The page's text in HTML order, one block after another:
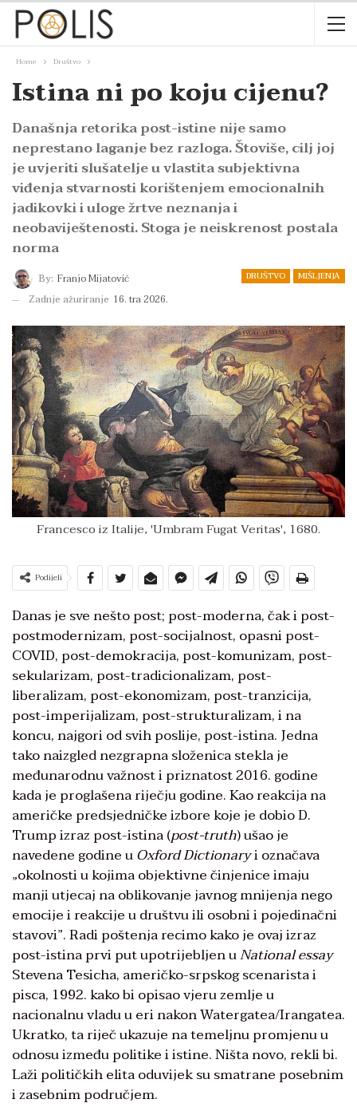
Home Društvo
Istina ni po koju cijenu?
Današnja retorika post-istine nije samo
neprestano laganje bez razloga. Štoviše, cilj joj
je uvjeriti slušatelje u vlastita subjektivna
viđenja stvarnosti korištenjem emocionalnih
jadikovki i uloge žrtve neznanja i
neobaviještenosti. Stoga je neiskrenost postala
norma
DRUŠTVO MIŠLJENJA
By: Franjo Mijatović
Zadnje ažuriranje 16. tra 2026.
Francesco iz Italije, 'Umbram Fugat Veritas', 1680.
Podijeli
Danas je sve nešto post; post-moderna, čak i post-
postmodernizam, post-socijalnost, opasni post-
COVID, post-demokracija, post-komunizam, post-
sekularizam, post-tradicionalizam, post-
liberalizam, post-ekonomizam, post-tranzicija,
post-imperijalizam, post-strukturalizam, i na
koncu, najgori od svih poslije, post-istina. Jedna
tako naizgled nezgrapna složenica stekla je
međunarodnu važnost i priznatost 2016. godine
kada je proglašena riječju godine. Kao reakcija na
američke predsjedničke izbore koje je dobio D.
Trump izraz post-istina (post-truth) ušao je
navedene godine uOxford Dictionaryi označava
„okolnosti u kojima objektivne činjenice imaju
manji utjecaj na oblikovanje javnog mnijenja nego
emocije i reakcije u društvu ili osobni i pojedinačni
stavovi”. Radi poštenja recimo kako je ovaj izraz
post-istina prvi put upotrijebljen uNational essay
Stevena Tesicha, američko-srpskog scenarista i
pisca, 1992. kako bi opisao vjeru zemlje u
nacionalnu vladu u eri nakon Watergatea/Irangatea.
Ukratko, ta riječ ukazuje na temeljnu promjenu u
odnosu između politike i istine. Ništa novo, rekli bi.
Laži političkih elita oduvijek su smatrane posebnim
i zasebnim područjem.